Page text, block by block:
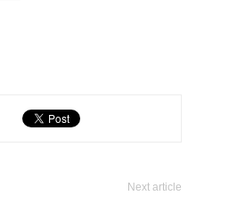
Next article